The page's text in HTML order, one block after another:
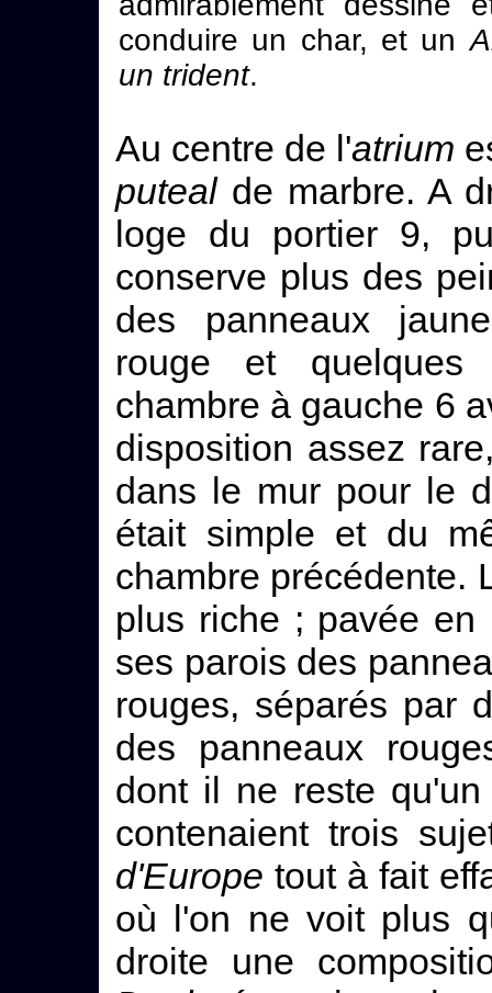
conduire un char, et un
un trident.
Au centre de l'atrium
putealde marbre. A
loge du portier 9,
conserve plus des
des panneaux
rouge et quelques
chambre à gauche 6
disposition assez
dans le mur pour le
était simple et du
chambre précédente.
plus riche ; pavée en
ses parois des
rouges, séparés par
des panneaux
dont il ne reste
contenaient trois
d'Europe tout à fait
où l'on ne voit plus
droite une